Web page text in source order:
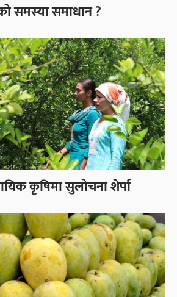
समस्या समाधान ?
कृषिमा सुलोचना शेर्पा